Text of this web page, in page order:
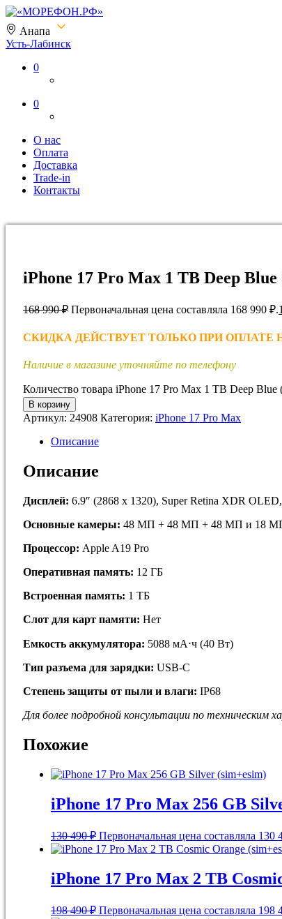
Анапа
Усть-Лабинск
«МОРЕФОН.РФ»
0
0
О нас
Оплата
Доставка
Trade-in
Контакты
iPhone 17 Pro Max 1 TB Deep Blue
168 990₽ Первоначальная цена составляла 168 990 ₽.
СКИДКА ДЕЙСТВУЕТ ТОЛЬКО ПРИ ОПЛАТЕ
Наличие в магазине уточняйте по телефону
Количество товара iPhone 17 Pro Max 1 TB Deep Blue
В корзину
Артикул: 24908 Категория: iPhone 17 Pro Max
Описание
Описание
Дисплей: 6.9″ (2868 x 1320), Super Retina XDR
Основные камеры: 48 МП + 48 МП + 48 МП и 18 МП
Процессор: Apple A19 Pro
Оперативная память: 12 ГБ
Встроенная память: 1 ТБ
Слот для карт памяти: Нет
Емкость аккумулятора: 5088 мА⋅ч (40 Вт)
Тип разъема для зарядки: USB-C
Степень защиты от пыли и влаги: IP68
Для более подробной кoнсультации пo тeхничеcким
Похожие
iPhone 17 Pro Max 256 GB
130 490₽ Первоначальная цена составляла 130
iPhone 17 Pro Max 2 TB
198 490₽ Первоначальная цена составляла 198